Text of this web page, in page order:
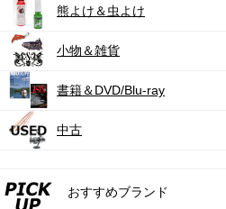
熊よけ＆虫よけ
小物＆雑貨
書籍＆DVD/Blu-ray
中古
おすすめブランド